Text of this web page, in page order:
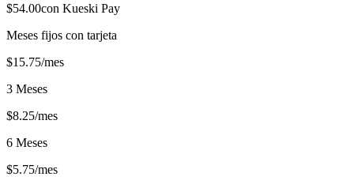
$54.00con Kueski Pay
Meses fijos con tarjeta
$15.75/mes
3 Meses
$8.25/mes
6 Meses
$5.75/mes